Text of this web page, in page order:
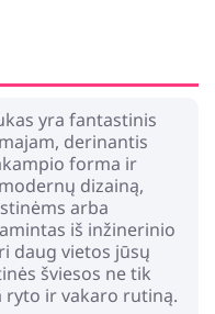
yra fantastinis
derinantis
forma ir
dizainą,
arba
iš inžinerinio
daug vietos jūsų
šviesos ne tik
ryto ir vakaro rutiną.